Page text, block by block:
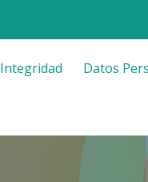
Integridad Datos